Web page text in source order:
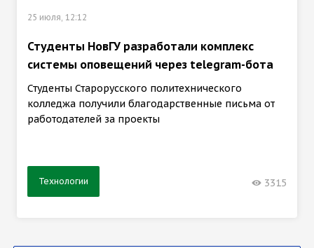
25 июля, 12:12
Студенты НовГУ разработали комплекс
системы оповещений через telegram-бота
Студенты Старорусского политехнического
колледжа получили благодарственные письма от
работодателей за проекты
Технологии 3315